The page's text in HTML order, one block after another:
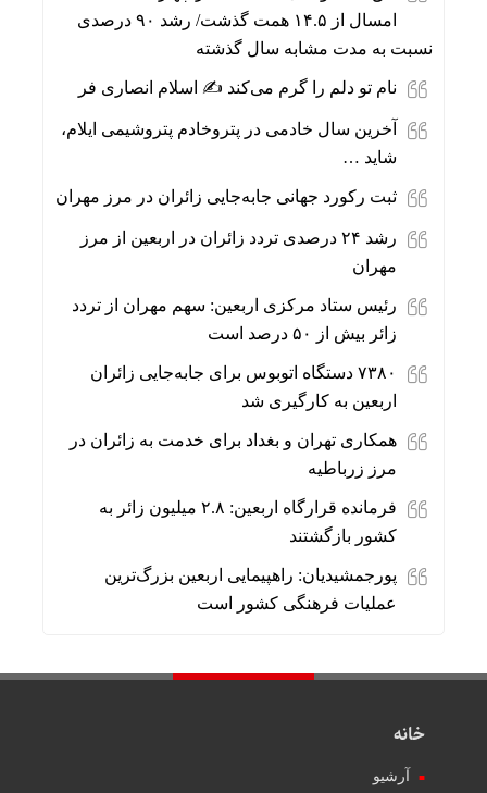
امسال از ۱۴.۵ همت گذشت/ رشد ۹۰ درصدی
نسبت به مدت مشابه سال گذشته
نام تو دلم را گرم می‌کند ✍️ اسلام انصاری فر
آخرین سال خادمی در پتروخادم پتروشیمی ایلام،
شاید …
ثبت رکورد جهانی جابه‌جایی زائران در مرز مهران
رشد ۲۴ درصدی تردد زائران در اربعین از مرز
مهران
رئیس ستاد مرکزی اربعین: سهم مهران از تردد
زائر بیش از ۵۰ درصد است
۷۳۸۰ دستگاه اتوبوس برای جابه‌جایی زائران
اربعین به‌ کارگیری شد
همکاری تهران و بغداد برای خدمت به زائران در
مرز زرباطیه
فرمانده قرارگاه اربعین: ۲.۸ میلیون زائر به
کشور بازگشتند
پورجمشیدیان: راهپیمایی اربعین بزرگ‌ترین
عملیات فرهنگی کشور است
خانه
آرشیو